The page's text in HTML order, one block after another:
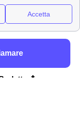
sono:
00054,
📩